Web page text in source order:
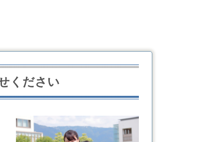
ください